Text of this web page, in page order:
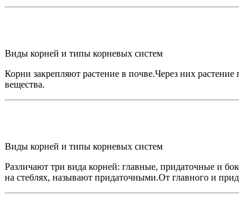
Виды корней и типы корневых систем
Корни закрепляют растение в почве.Через них
вещества.
Виды корней и типы корневых систем
Различают три вида корней: главные, придаточные и
на стеблях, называют придаточными.От главного и